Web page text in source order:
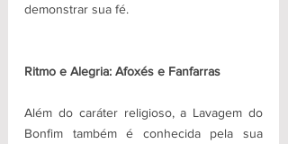
demonstrar sua fé.
Ritmo e Alegria: Afoxés e Fanfarras
Além do caráter religioso, a Lavagem do
Bonfim também é conhecida pela sua